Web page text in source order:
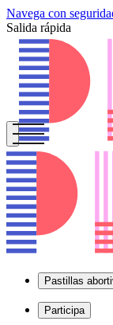
Navega con
Salida rápida
Pastillas
Participa